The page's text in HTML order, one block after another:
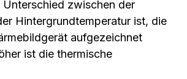
Unterschied zwischen der
Hintergrundtemperatur ist, die
aufgezeichnet
ist die thermische